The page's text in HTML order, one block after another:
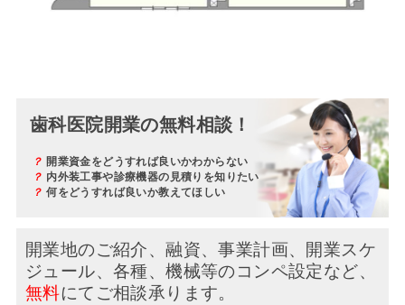
歯科医院開業の無料相談！
？開業資金をどうすれば良いかわからない
？ 内外装工事や診療機器の見積りを知りたい
？何をどうすれば良いか教えてほしい
開業地のご紹介、融資、事業計画、開業スケ
ジュール、 各種、機械等のコンペ設定など、
無料にてご相談承ります。